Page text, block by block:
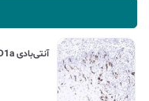
آنتی‌بادی CD1a ایمونوهیستوشیمی (CD1a, IHC)